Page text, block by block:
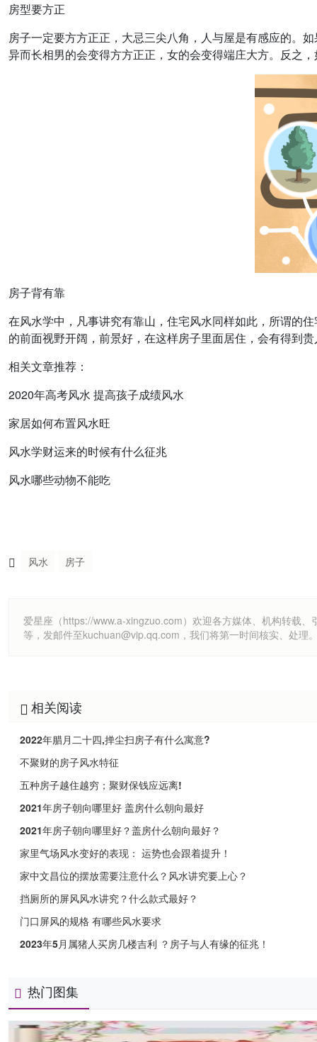
房型要方正
房子一定要方方正正，大忌三尖八角，人与屋是有感应的。
异而长相男的会变得方方正正，女的会变得端庄大方。反之
房子背有靠
在风水学中，凡事讲究有靠山，住宅风水同样如此，所谓的
的前面视野开阔，前景好，在这样房子里面居住，会有得到
相关文章推荐：
2020年高考风水 提高孩子成绩风水
家居如何布置风水旺
风水学财运来的时候有什么征兆
风水哪些动物不能吃
风水 房子
爱星座（https://www.a-xingzuo.com）欢迎各方媒体、机构转载
等，发邮件至kuchuan@vip.qq.com，我们将第一时间核实、处理
相关阅读
2022年腊月二十四,掸尘扫房子有什么寓意?
不聚财的房子风水特征
五种房子越住越穷；聚财保钱应远离!
2021年房子朝向哪里好 盖房什么朝向最好
2021年房子朝向哪里好？盖房什么朝向最好？
家里气场风水变好的表现： 运势也会跟着提升！
家中文昌位的摆放需要注意什么？风水讲究要上心？
挡厕所的屏风风水讲究？什么款式最好？
门口屏风的规格 有哪些风水要求
2023年5月属猪人买房几楼吉利 ？房子与人有缘的征兆！
热门图集